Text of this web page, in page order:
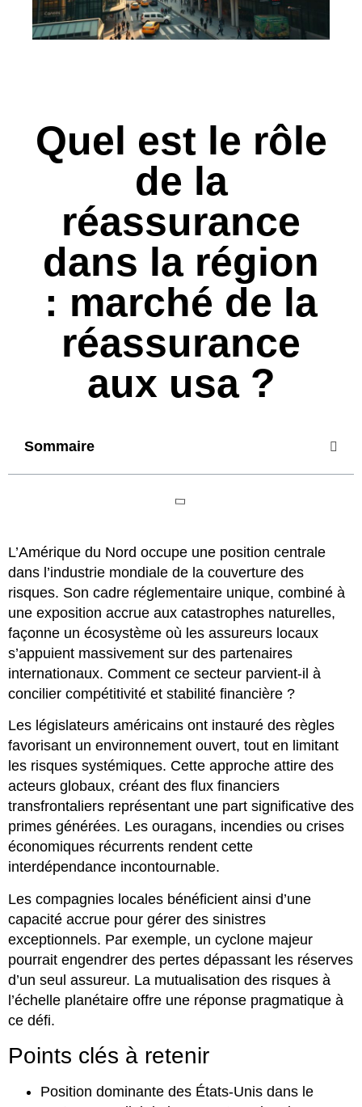
Quel est le rôle
de la
réassurance
dans la région
: marché de la
réassurance
aux usa ?
Sommaire
L’Amérique du Nord occupe une position centrale
dans l’industrie mondiale de la couverture des
risques. Son cadre réglementaire unique, combiné à
une exposition accrue aux catastrophes naturelles,
façonne un écosystème où les assureurs locaux
s’appuient massivement sur des partenaires
internationaux. Comment ce secteur parvient-il à
concilier compétitivité et stabilité financière ?
Les législateurs américains ont instauré des règles
favorisant un environnement ouvert, tout en limitant
les risques systémiques. Cette approche attire des
acteurs globaux, créant des flux financiers
transfrontaliers représentant une part significative des
primes générées. Les ouragans, incendies ou crises
économiques récurrents rendent cette
interdépendance incontournable.
Les compagnies locales bénéficient ainsi d’une
capacité accrue pour gérer des sinistres
exceptionnels. Par exemple, un cyclone majeur
pourrait engendrer des pertes dépassant les réserves
d’un seul assureur. La mutualisation des risques à
l’échelle planétaire offre une réponse pragmatique à
ce défi.
Points clés à retenir
Position dominante des États-Unis dans le